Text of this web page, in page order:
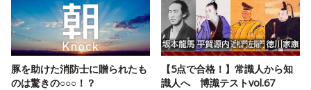
豚を助けた消防士に贈られたも
のは驚きの○○○！？
【5点で合格！】常識人から知
識人へ 博識テストvol.67